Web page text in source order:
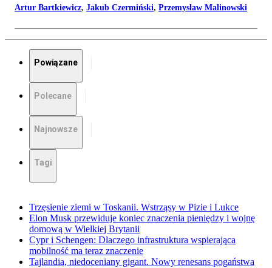
Artur Bartkiewicz, Jakub Czermiński, Przemysław Malinowski
Powiązane
Polecane
Najnowsze
Tagi
Trzęsienie ziemi w Toskanii. Wstrząsy w Pizie i Lukce
Elon Musk przewiduje koniec znaczenia pieniędzy i wojnę
domową w Wielkiej Brytanii
Cypr i Schengen: Dlaczego infrastruktura wspierająca
mobilność ma teraz znaczenie
Tajlandia, niedoceniany gigant. Nowy renesans pogaństwa